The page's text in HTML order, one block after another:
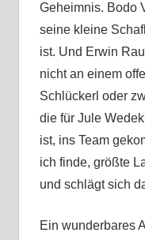
Geheimnis. Bodo
seine kleine
ist. Und Erwin
nicht an einem
Schlückerl oder
die für Jule
ist, ins Team
ich finde, größte
und schlägt sich
Ein wunderbares